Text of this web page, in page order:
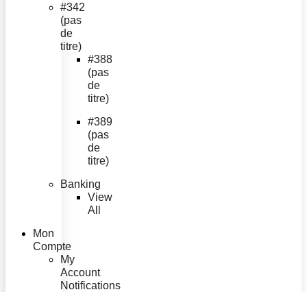
#342
(pas
de
titre)
#388
(pas
de
titre)
#389
(pas
de
titre)
Banking
View
All
Mon
Compte
My
Account
Notifications